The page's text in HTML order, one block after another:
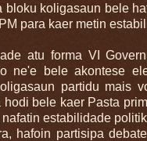
bloku koligasaun bele
para kaer metin
atu forma VI
ne'e bele akontese
partidu mais
hodi bele kaer Pasta
estabilidade
hafoin partisipa